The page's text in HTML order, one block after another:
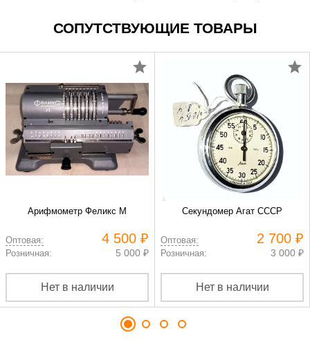
СОПУТСТВУЮЩИЕ ТОВАРЫ
Арифмометр Феликс М
Оптовая: 4 500 ₽
Розничная: 5 000 ₽
Нет в наличии
Секундомер Агат СССР
Оптовая: 2 700 ₽
Розничная: 3 000 ₽
Нет в наличии